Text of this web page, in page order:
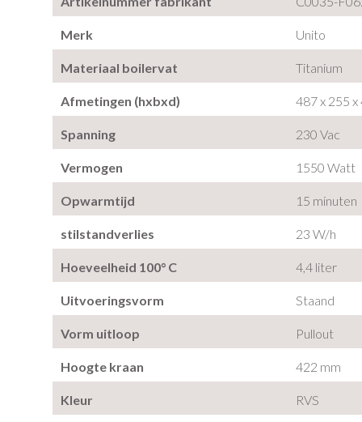
Merk Unito
Materiaal boilervat Titanium
Afmetingen (hxbxd) 487 x 255 x
Spanning 230 Vac
Vermogen 1550 Watt
Opwarmtijd 15 minuten
stilstandverlies 23 W/h
Hoeveelheid 100° C 4,4 liter
Uitvoeringsvorm Staand
Vorm uitloop Pullout
Hoogte kraan 422 mm
Kleur RVS